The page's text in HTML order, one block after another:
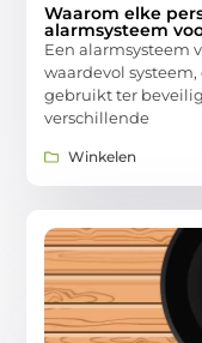
Waarom elke
alarmsysteem
Een alarmsysteem
waardevol
gebruikt ter
verschillende
Winkelen